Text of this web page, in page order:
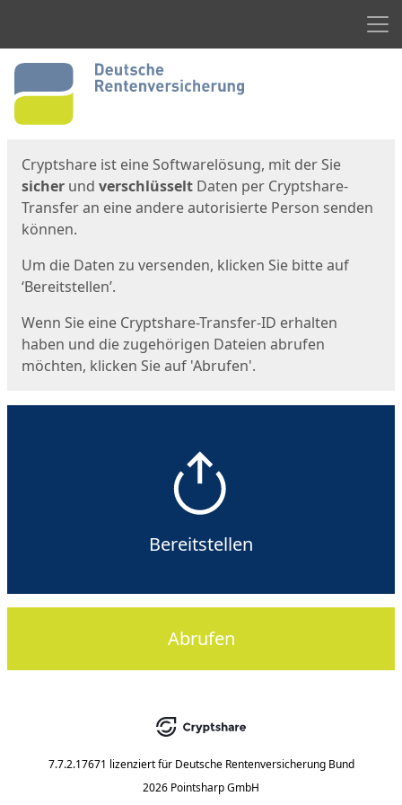
Start
Cryptshare ist eine Softwarelösung, mit der Sie
sicher und verschlüsselt Daten per Cryptshare-
Transfer an eine andere autorisierte Person senden
können.
Um die Daten zu versenden, klicken Sie bitte auf
‘Bereitstellen’.
Wenn Sie eine Cryptshare-Transfer-ID erhalten
haben und die zugehörigen Dateien abrufen
möchten, klicken Sie auf 'Abrufen'.
Bereitstellen
Abrufen
7.7.2.17671 lizenziert für Deutsche Rentenversicherung Bund
2026 Pointsharp GmbH